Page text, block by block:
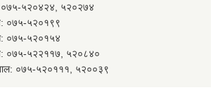
०७५-५२०४२४, ५२०२७४
०७५-५२०१९९
०७५-५२०१५४
०७५-५२२११७, ५२०८४०
०७५-५२०१११, ५२००३९